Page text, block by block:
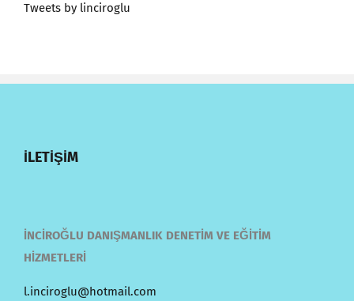
Tweets by linciroglu
İLETİŞİM
İNCİROĞLU DANIŞMANLIK DENETİM VE EĞİTİM
HİZMETLERİ
l.inciroglu@hotmail.com